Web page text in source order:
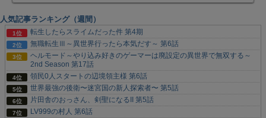
人気記事ランキング（週間）
転生したらスライムだった件 第4期
無職転生Ⅲ～異世界行ったら本気だす～ 第6話
ヘルモード～やり込み好きのゲーマーは廃設定の異世界で無双する～
2nd Season 第17話
領民0人スタートの辺境領主様 第6話
世界最強の後衛〜迷宮国の新人探索者〜 第5話
片田舎のおっさん、剣聖になるII 第5話
LV999の村人 第6話